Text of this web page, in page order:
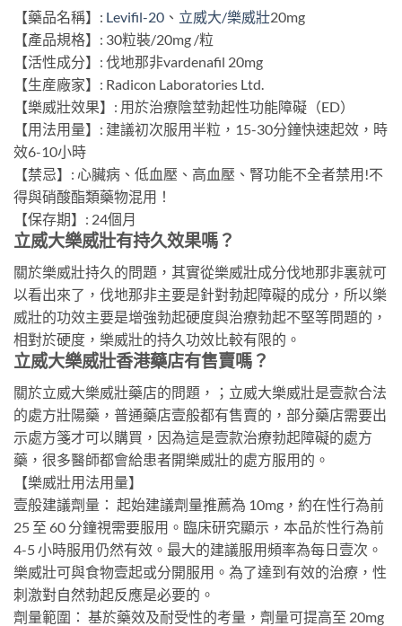
【藥品名稱】: Levifil-20 、 立威大/樂威壯20mg
【產品規格】: 30粒裝/20mg /粒
【活性成分】: 伐地那非vardenafil 20mg
【生産廠家】: Radicon Laboratories Ltd.
【樂威壯效果】: 用於治療陰莖勃起性功能障礙（ED）
【用法用量】: 建議初次服用半粒，15-30分鐘快速起效，時
效6-10小時
【禁忌】: 心臟病、低血壓、高血壓、腎功能不全者禁用!不
得與硝酸酯類藥物混用！
【保存期】: 24個月
立威大樂威壯有持久效果嗎？
關於樂威壯持久的問題，其實從樂威壯成分伐地那非裏就可
以看出來了，伐地那非主要是針對勃起障礙的成分，所以樂
威壯的功效主要是增強勃起硬度與治療勃起不堅等問題的，
相對於硬度，樂威壯的持久功效比較有限的。
立威大樂威壯香港藥店有售賣嗎？
關於立威大樂威壯藥店的問題，；立威大樂威壯是壹款合法
的處方壯陽藥，普通藥店壹般都有售賣的，部分藥店需要出
示處方箋才可以購買，因為這是壹款治療勃起障礙的處方
藥，很多醫師都會給患者開樂威壯的處方服用的。
【樂威壯用法用量】
壹般建議劑量： 起始建議劑量推薦為 10mg，約在性行為前
25 至 60 分鐘視需要服用。臨床研究顯示，本品於性行為前
4-5 小時服用仍然有效。最大的建議服用頻率為每日壹次。
樂威壯可與食物壹起或分開服用。為了達到有效的治療，性
刺激對自然勃起反應是必要的。
劑量範圍： 基於藥效及耐受性的考量，劑量可提高至 20mg